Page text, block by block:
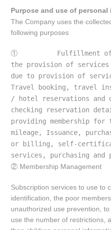
Purpose and use of personal
The Company uses the
following purposes
① Fulfillment
the provision of
due to provision of
Travel booking, travel
/ hotel reservations
checking reservation
providing membership
mileage, Issuance,
or billing, self-
services, purchasing and
② Membership Management
Subscription services to use to
identification, the poor
unauthorized use prevention,
use the number of restrictions,